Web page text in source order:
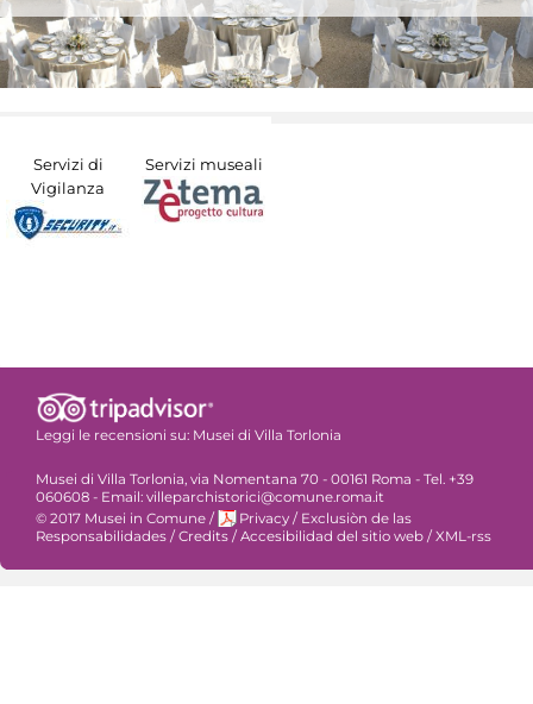
Servizi di
Vigilanza
Servizi museali
Leggi le recensioni su: Musei di Villa Torlonia
Musei di Villa Torlonia, via Nomentana 70 - 00161 Roma - Tel. +39
060608 - Email: villeparchistorici@comune.roma.it
© 2017 Musei in Comune / Privacy / Exclusiòn de las
Responsabilidades /Credits /Accesibilidad del sitio web /XML-rss